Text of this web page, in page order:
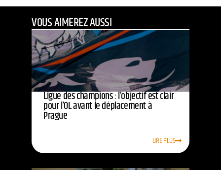
VOUS AIMEREZ AUSSI
Ligue des champions : l’objectif est clair
pour l’OL avant le déplacement à
Prague
LIRE PLUS